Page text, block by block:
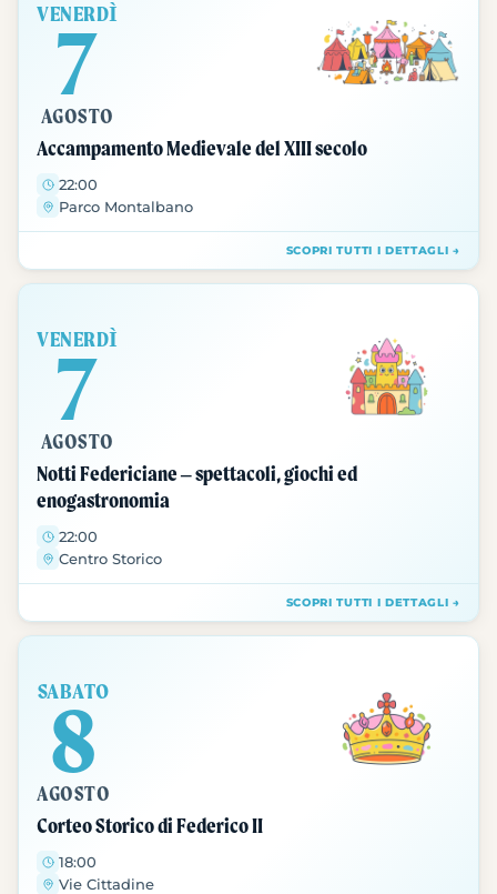
VENERDÌ
7
AGOSTO
Accampamento Medievale del XIII secolo
22:00
Parco Montalbano
SCOPRI TUTTI I DETTAGLI →
VENERDÌ
7
AGOSTO
Notti Federiciane – spettacoli, giochi ed
enogastronomia
22:00
Centro Storico
SCOPRI TUTTI I DETTAGLI →
SABATO
8
AGOSTO
Corteo Storico di Federico II
18:00
Vie Cittadine